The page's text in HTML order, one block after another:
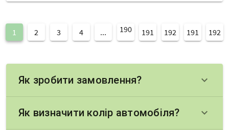
1 2 3 4 ... 190 191 192 191 192
Як зробити замовлення? keyboard_arrow_down
Як визначити колір автомобіля? keyboard_arrow_down